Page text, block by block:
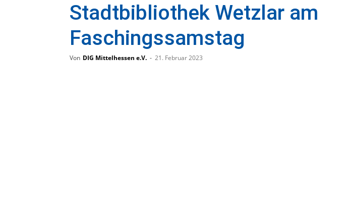
Stadtbibliothek Wetzlar am
Faschingssamstag
Von DIG Mittelhessen e.V. - 21. Februar 2023